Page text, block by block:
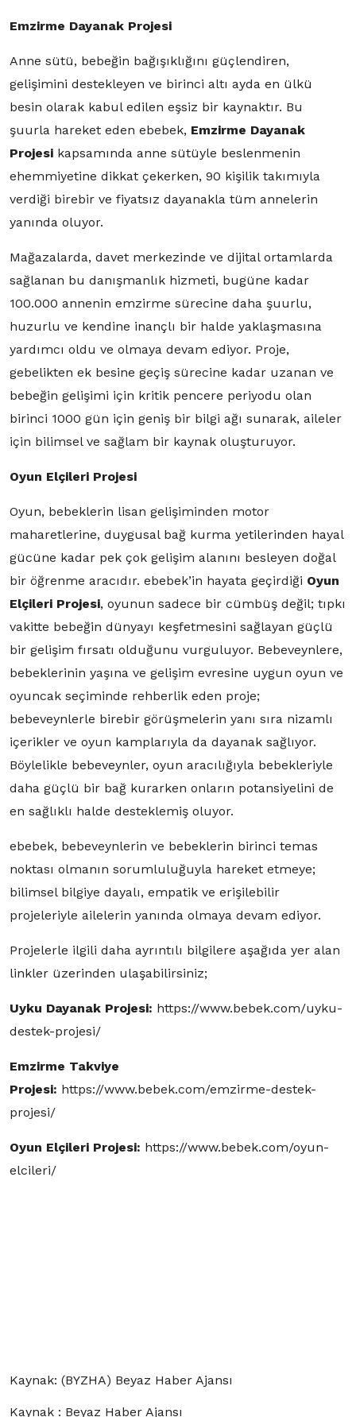
Emzirme Dayanak Projesi
Anne sütü, bebeğin bağışıklığını güçlendiren,
gelişimini destekleyen ve birinci altı ayda en ülkü
besin olarak kabul edilen eşsiz bir kaynaktır. Bu
şuurla hareket eden ebebek, Emzirme Dayanak
Projesi kapsamında anne sütüyle beslenmenin
ehemmiyetine dikkat çekerken, 90 kişilik takımıyla
verdiği birebir ve fiyatsız dayanakla tüm annelerin
yanında oluyor.
Mağazalarda, davet merkezinde ve dijital ortamlarda
sağlanan bu danışmanlık hizmeti, bugüne kadar
100.000 annenin emzirme sürecine daha şuurlu,
huzurlu ve kendine inançlı bir halde yaklaşmasına
yardımcı oldu ve olmaya devam ediyor. Proje,
gebelikten ek besine geçiş sürecine kadar uzanan ve
bebeğin gelişimi için kritik pencere periyodu olan
birinci 1000 gün için geniş bir bilgi ağı sunarak, aileler
için bilimsel ve sağlam bir kaynak oluşturuyor.
Oyun Elçileri Projesi
Oyun, bebeklerin lisan gelişiminden motor
maharetlerine, duygusal bağ kurma yetilerinden hayal
gücüne kadar pek çok gelişim alanını besleyen doğal
bir öğrenme aracıdır. ebebek’in hayata geçirdiği Oyun
Elçileri Projesi, oyunun sadece bir cümbüş değil; tıpkı
vakitte bebeğin dünyayı keşfetmesini sağlayan güçlü
bir gelişim fırsatı olduğunu vurguluyor. Bebeveynlere,
bebeklerinin yaşına ve gelişim evresine uygun oyun ve
oyuncak seçiminde rehberlik eden proje;
bebeveynlerle birebir görüşmelerin yanı sıra nizamlı
içerikler ve oyun kamplarıyla da dayanak sağlıyor.
Böylelikle bebeveynler, oyun aracılığıyla bebekleriyle
daha güçlü bir bağ kurarken onların potansiyelini de
en sağlıklı halde desteklemiş oluyor.
ebebek, bebeveynlerin ve bebeklerin birinci temas
noktası olmanın sorumluluğuyla hareket etmeye;
bilimsel bilgiye dayalı, empatik ve erişilebilir
projeleriyle ailelerin yanında olmaya devam ediyor.
Projelerle ilgili daha ayrıntılı bilgilere aşağıda yer alan
linkler üzerinden ulaşabilirsiniz;
Uyku Dayanak Projesi: https://www.bebek.com/uyku-
destek-projesi/
Emzirme Takviye
Projesi: https://www.bebek.com/emzirme-destek-
projesi/
Oyun Elçileri Projesi: https://www.bebek.com/oyun-
elcileri/
Kaynak: (BYZHA) Beyaz Haber Ajansı
Kaynak : Beyaz Haber Ajansı